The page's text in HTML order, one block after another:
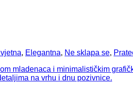
, Elegantna, Ne sklapa se,